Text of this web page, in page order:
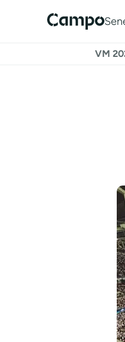
VM